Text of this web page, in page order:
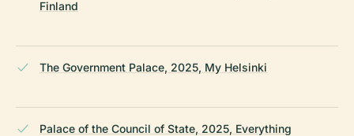
Finland
The Government Palace, 2025, My Helsinki
Palace of the Council of State, 2025, Everything